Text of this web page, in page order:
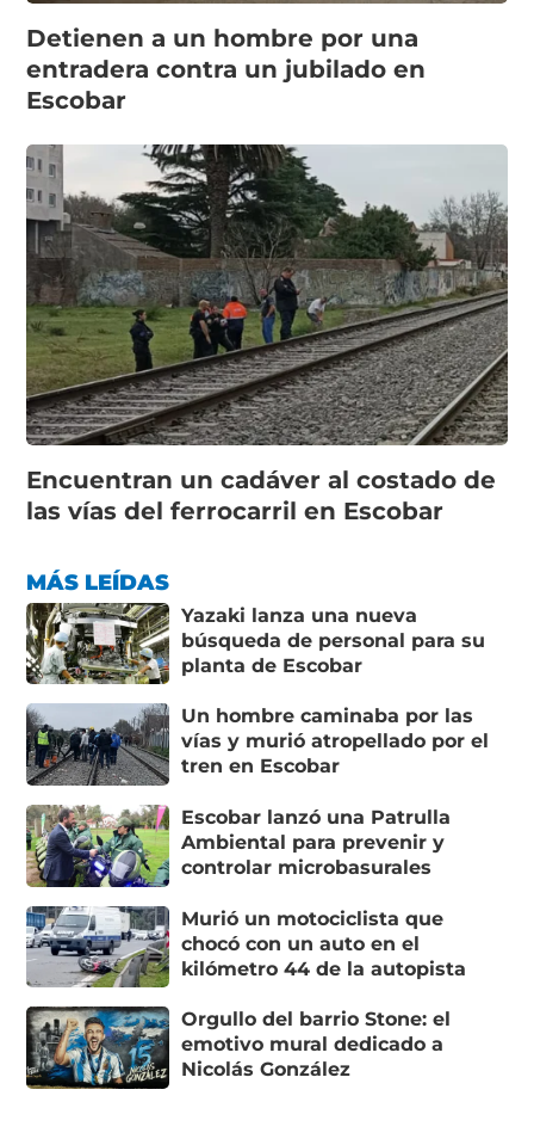
Detienen a un hombre por una
entradera contra un jubilado en
Escobar
Encuentran un cadáver al costado de
las vías del ferrocarril en Escobar
MÁS LEÍDAS
Yazaki lanza una nueva
búsqueda de personal para su
planta de Escobar
Un hombre caminaba por las
vías y murió atropellado por el
tren en Escobar
Escobar lanzó una Patrulla
Ambiental para prevenir y
controlar microbasurales
Murió un motociclista que
chocó con un auto en el
kilómetro 44 de la autopista
Orgullo del barrio Stone: el
emotivo mural dedicado a
Nicolás González